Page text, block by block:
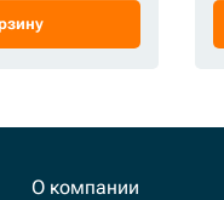
О компании